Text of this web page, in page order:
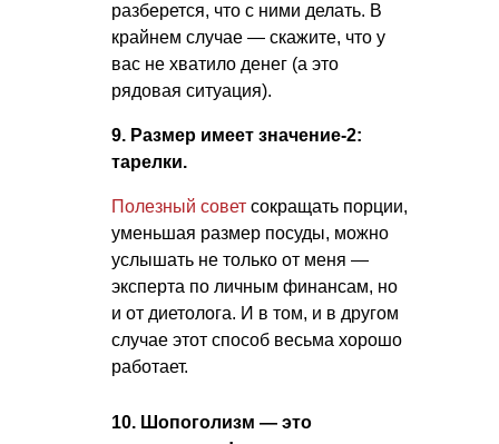
разберется, что с ними делать. В
крайнем случае — скажите, что у
вас не хватило денег (а это
рядовая ситуация).
9. Размер имеет значение-2:
тарелки.
Полезный совет сокращать порции,
уменьшая размер посуды, можно
услышать не только от меня —
эксперта по личным финансам, но
и от диетолога. И в том, и в другом
случае этот способ весьма хорошо
работает.
10. Шопоголизм — это